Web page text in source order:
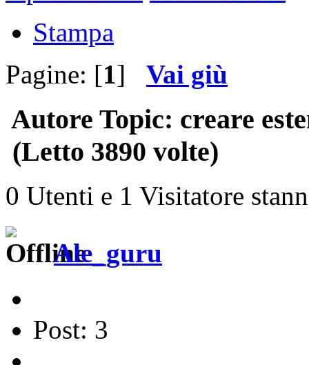
Stampa
Pagine: [1] Vai giù
Autore Topic: creare
(Letto 3890 volte)
0 Utenti e 1 Visitatore
Ale_guru
Post: 3